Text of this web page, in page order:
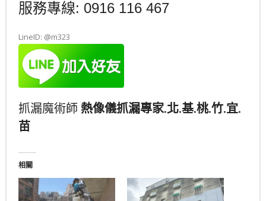
服務專線: 0916 116 467
LineID: @m323
抓漏魔術師 熱像儀抓漏專家.北.基.桃.竹.宜.
苗
相關